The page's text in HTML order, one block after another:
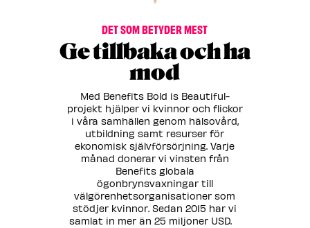
DET SOM BETYDER MEST
Ge tillbaka och ha
mod
Med Benefits Bold is Beautiful-
projekt hjälper vi kvinnor och flickor
i våra samhällen genom hälsovård,
utbildning samt resurser för
ekonomisk självförsörjning. Varje
månad donerar vi vinsten från
Benefits globala
ögonbrynsvaxningar till
välgörenhetsorganisationer som
stödjer kvinnor. Sedan 2015 har vi
samlat in mer än 25 miljoner USD. ​